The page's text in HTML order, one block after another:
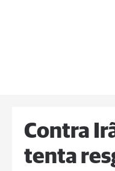
Contra
tenta